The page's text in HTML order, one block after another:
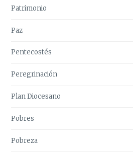
Patrimonio
Paz
Pentecostés
Peregrinación
Plan Diocesano
Pobres
Pobreza